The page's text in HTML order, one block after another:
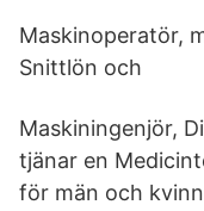
Maskinoperatör,
Snittlön och
Maskiningenjör,
tjänar en
för män och